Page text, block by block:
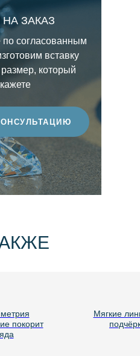
определяет
камня его
сияния и
игры. Чем выше
ценным
соответствует
камням, а Z
оттенком.
ЗАКАЗ
согласованным
вставку
который
покорит
Мягкие